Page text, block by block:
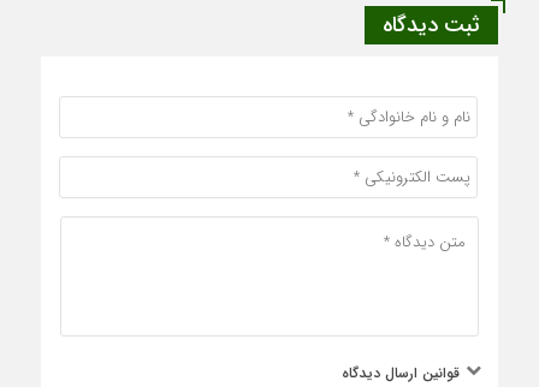
ثبت دیدگاه
قوانین ارسال دیدگاه